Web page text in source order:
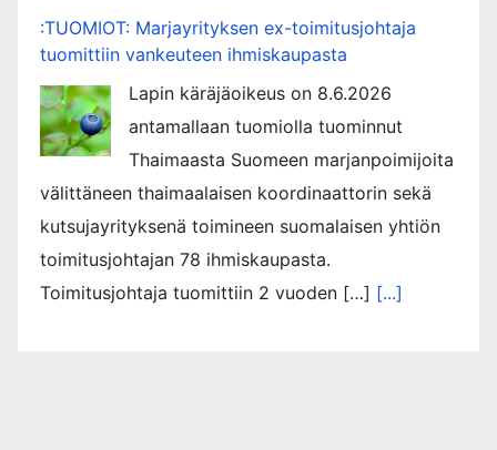
:TUOMIOT: Marjayrityksen ex-toimitusjohtaja
tuomittiin vankeuteen ihmiskaupasta
Lapin käräjäoikeus on 8.6.2026
antamallaan tuomiolla tuominnut
Thaimaasta Suomeen marjanpoimijoita
välittäneen thaimaalaisen koordinaattorin sekä
kutsujayrityksenä toimineen suomalaisen yhtiön
toimitusjohtajan 78 ihmiskaupasta.
Toimitusjohtaja tuomittiin 2 vuoden […] [...]